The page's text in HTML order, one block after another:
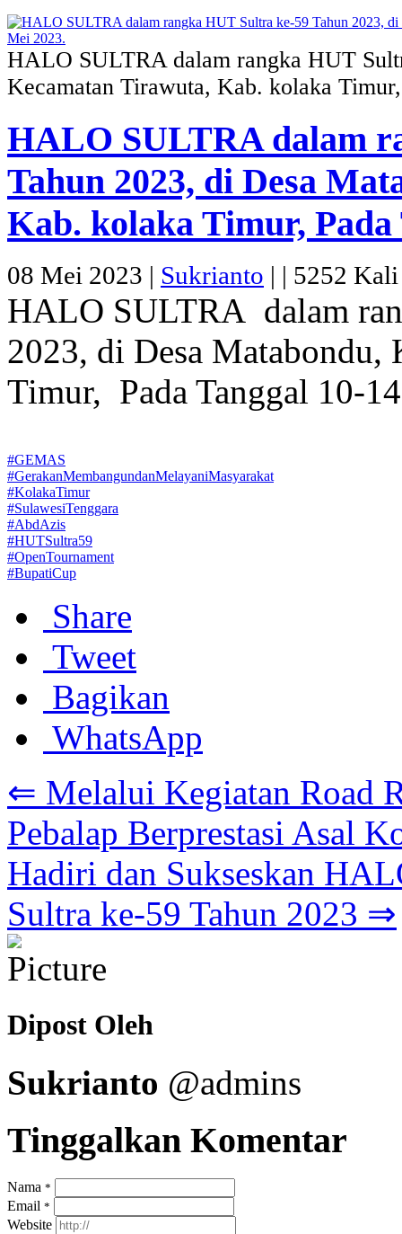
HALO SULTRA dalam rangka HUT
Kecamatan Tirawuta, Kab. kolaka
HALO SULTRA dalam
Tahun 2023, di Desa
Kab. kolaka Timur, Pada
08 Mei 2023 | Sukrianto | | 5252
HALO SULTRA dalam
2023, di Desa Matabondu,
Timur, Pada Tanggal 10-
#GEMAS
#GerakanMembangundanMelayaniMasyarakat
#KolakaTimur
#SulawesiTenggara
#AbdAzis
#HUTSultra59
#OpenTournament
#BupatiCup
Share
Tweet
Bagikan
WhatsApp
⇐ Melalui Kegiatan Road
Pebalap Berprestasi Asal
Hadiri dan Sukseskan
Sultra ke-59 Tahun 2023 ⇒
Dipost Oleh
Sukrianto @admins
Tinggalkan Komentar
Nama *
Email *
Website